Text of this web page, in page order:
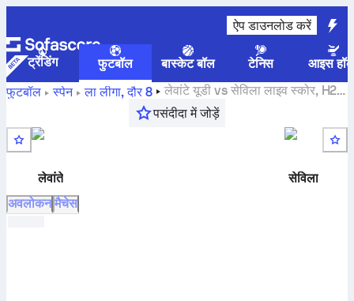
ऐप डाउनलोड करें
ट्रेंडिंग फुटबॉल बास्केट बॉल टेनिस
आइस
फुटबॉल
स्पेन ला लीगा,दौर 8 लेवांटे यूडीvs सेविलालाइव स्कोर, H2H
नतीजे, स्टैंडिंग और भविष्यवाणी
पसंदीदा में जोड़ें
लेवांते
सेविला
अवलोकन मैचेस